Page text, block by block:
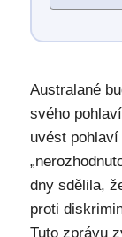
Australané
svého
uvést pohlaví
dny sdělila,
proti
Tuto zprávu